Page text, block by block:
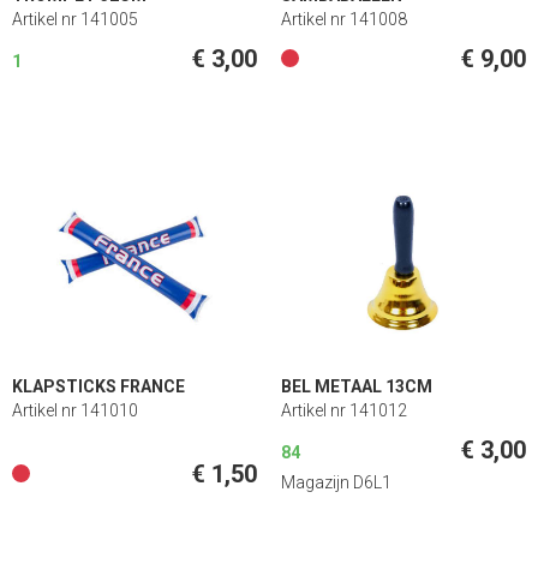
Artikel nr 141005
1 € 3,00
Artikel nr 141008
€ 9,00
KLAPSTICKS FRANCE
Artikel nr 141010
€ 1,50
BEL METAAL 13CM
Artikel nr 141012
84 € 3,00
Magazijn D6L1